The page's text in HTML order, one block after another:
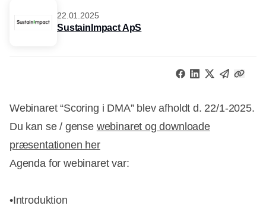
22.01.2025
SustainImpact ApS
Webinaret “Scoring i DMA” blev afholdt d. 22/1-2025.
Du kan se / gense webinaret og downloade
præsentationen her
Agenda for webinaret var:
•Introduktion